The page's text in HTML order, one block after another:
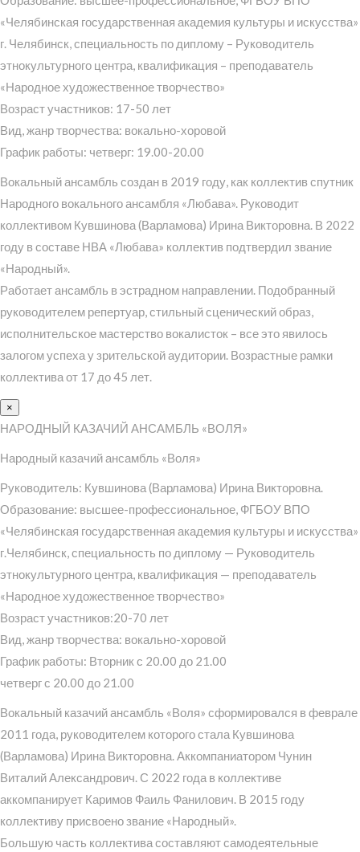
«Челябинская государственная академия культуры и искусства»
г. Челябинск, специальность по диплому – Руководитель
этнокультурного центра, квалификация – преподаватель
«Народное художественное творчество»
Возраст участников: 17-50 лет
Вид, жанр творчества: вокально-хоровой
График работы: четверг: 19.00-20.00
Вокальный ансамбль создан в 2019 году, как коллектив спутник
Народного вокального ансамбля «Любава». Руководит
коллективом Кувшинова (Варламова) Ирина Викторовна. В 2022
году в составе НВА «Любава» коллектив подтвердил звание
«Народный».
Работает ансамбль в эстрадном направлении. Подобранный
руководителем репертуар, стильный сценический образ,
исполнительское мастерство вокалисток – все это явилось
залогом успеха у зрительской аудитории. Возрастные рамки
коллектива от 17 до 45 лет.
×
НАРОДНЫЙ КАЗАЧИЙ АНСАМБЛЬ «ВОЛЯ»
Народный казачий ансамбль «Воля»
Руководитель: Кувшинова (Варламова) Ирина Викторовна.
Образование: высшее-профессиональное, ФГБОУ ВПО
«Челябинская государственная академия культуры и искусства»
г.Челябинск, специальность по диплому — Руководитель
этнокультурного центра, квалификация — преподаватель
«Народное художественное творчество»
Возраст участников:20-70 лет
Вид, жанр творчества: вокально-хоровой
График работы: Вторник с 20.00 до 21.00
четверг с 20.00 до 21.00
Вокальный казачий ансамбль «Воля» сформировался в феврале
2011 года, руководителем которого стала Кувшинова
(Варламова) Ирина Викторовна. Аккомпаниатором Чунин
Виталий Александрович. С 2022 года в коллективе
аккомпанирует Каримов Фаиль Фанилович. В 2015 году
коллективу присвоено звание «Народный».
Большую часть коллектива составляют самодеятельные